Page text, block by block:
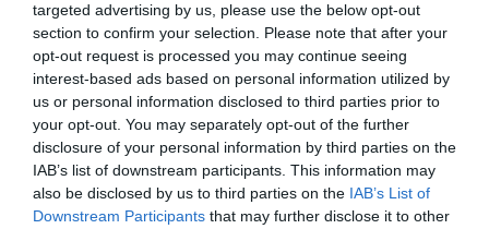
targeted advertising by us, please use the below opt-out
section to confirm your selection. Please note that after your
opt-out request is processed you may continue seeing
interest-based ads based on personal information utilized by
us or personal information disclosed to third parties prior to
your opt-out. You may separately opt-out of the further
disclosure of your personal information by third parties on the
IAB’s list of downstream participants. This information may
also be disclosed by us to third parties on the IAB’s List of
Downstream Participants that may further disclose it to other
Lerövidült a látogatási idő a
gyergyószentmiklósi
kórházban, ahol ismét
kezelnek koronavírus
fertőzéssel azonosított
betegeket